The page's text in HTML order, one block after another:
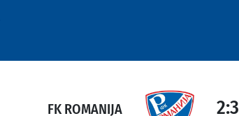
FK ROMANIJA 2:3